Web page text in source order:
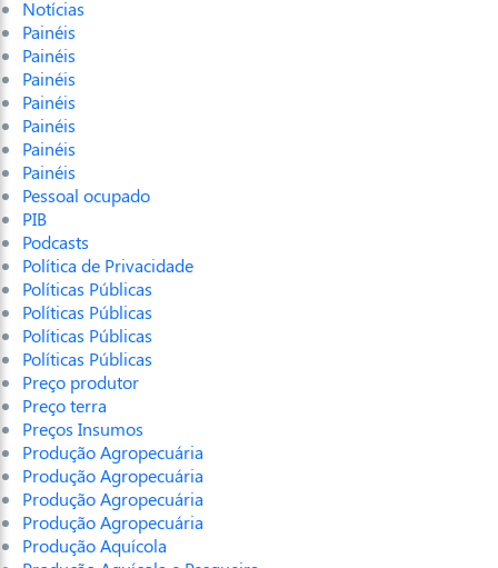
Notícias
Painéis
Painéis
Painéis
Painéis
Painéis
Painéis
Painéis
Pessoal ocupado
PIB
Podcasts
Política de Privacidade
Políticas Públicas
Políticas Públicas
Políticas Públicas
Políticas Públicas
Preço produtor
Preço terra
Preços Insumos
Produção Agropecuária
Produção Agropecuária
Produção Agropecuária
Produção Agropecuária
Produção Aquícola